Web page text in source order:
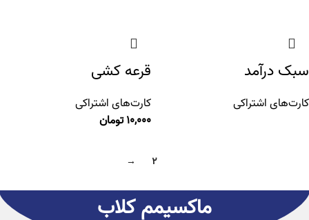
سبک درآمد
کارت‌های اشتراکی
قرعه کشی
کارت‌های اشتراکی
10,000تومان
2
→
ماکسیمم کلاب